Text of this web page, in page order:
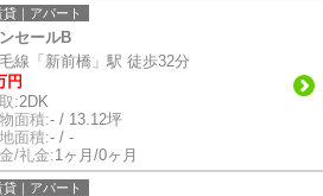
貸｜アパート
セールB
線「新前橋」駅 徒歩32分
円
:2DK
面積:- / 13.12坪
面積:- / -
/礼金:1ヶ月/0ヶ月
貸｜アパート